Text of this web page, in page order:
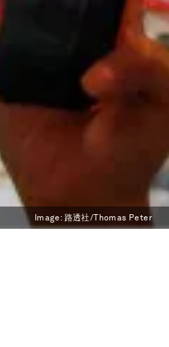
Image: 路透社/Thomas Peter